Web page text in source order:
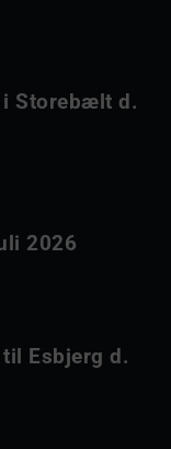
i Storebælt d.
2026
Esbjerg d.